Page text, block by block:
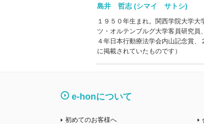
島井 哲志 (シマイ サトシ)
１９５０年生まれ。関西学院大学
ツ・オルテンブルグ大学客員研究
４年日本行動療法学会内山記念賞
に掲載されていたものです）
e-honについて
初めてのお客様へ